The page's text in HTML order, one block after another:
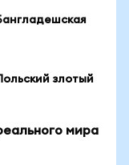
злотый
мира